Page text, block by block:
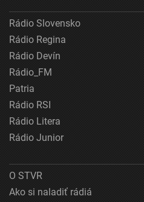
Rádio Slovensko
Rádio Regina
Rádio Devín
Rádio_FM
Patria
Rádio RSI
Rádio Litera
Rádio Junior
O STVR
Ako si naladiť rádiá